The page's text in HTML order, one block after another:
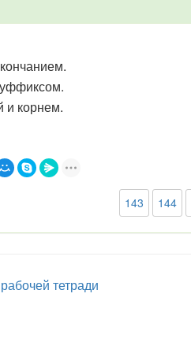
и корнем.
143 144
тетради